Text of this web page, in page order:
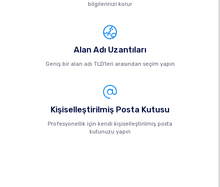
bilgilerinizi korur
Alan Adı Uzantıları
Geniş bir alan adı TLD'leri arasından seçim yapın
Kişiselleştirilmiş Posta Kutusu
Profesyonellik için kendi kişiselleştirilmiş posta
kutunuzu yapın